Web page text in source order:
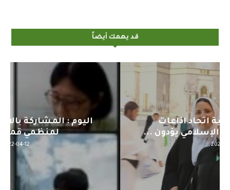
قد يهمك أيضاً
اليوم : المشاركة بالاجتماع التحضيري
لمنظمي قمة اسيا...
2022-04-12